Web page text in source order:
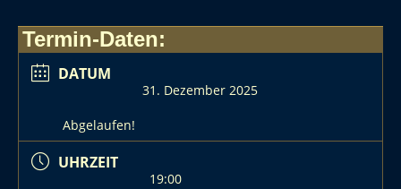
Termin-Daten:
DATUM
31. Dezember 2025
Abgelaufen!
UHRZEIT
19:00